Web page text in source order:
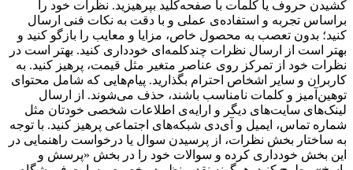
کشیدن حروف یا کلمات با صفحه‌کلید بپرهیزید. نظرات خود را
براساس تجربه و استفاده‌ی عملی و با دقت به نکات فنی ارسال
کنید؛ بدون تعصب به محصول خاص، مزایا و معایب را بازگو کنید و
بهتر است از ارسال نظرات چندکلمه‌‌ای خودداری کنید. بهتر است در
نظرات خود از تمرکز روی عناصر متغیر مثل قیمت، پرهیز کنید. به
کاربران و سایر اشخاص احترام بگذارید. پیام‌هایی که شامل محتوای
توهین‌آمیز و کلمات نامناسب باشند، حذف می‌شوند. از ارسال
لینک‌های سایت‌های دیگر و ارایه‌ی اطلاعات شخصی خودتان مثل
شماره تماس، ایمیل و آی‌دی شبکه‌های اجتماعی پرهیز کنید. با توجه
به ساختار بخش نظرات، از پرسیدن سوال یا درخواست راهنمایی در
این بخش خودداری کرده و سوالات خود را در بخش «پرسش و